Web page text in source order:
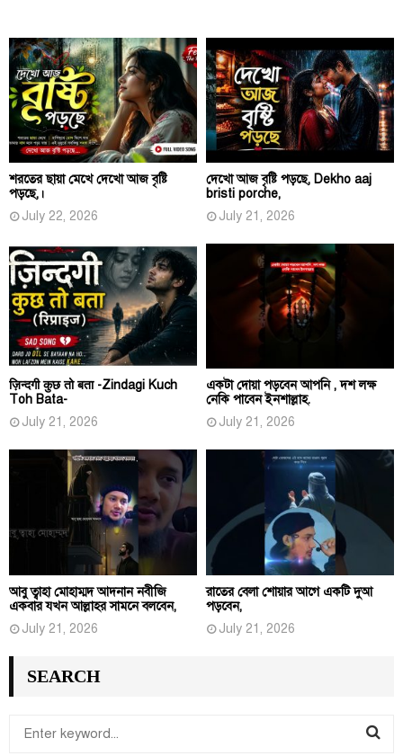
শরতের ছায়া মেখে দেখো আজ বৃষ্টি
পড়ছে,।
July 22, 2026
দেখো আজ বৃষ্টি পড়ছে, Dekho aaj
bristi porche,
July 21, 2026
ज़िन्दगी कुछ तो बता -Zindagi Kuch
Toh Bata-
July 21, 2026
একটা দোয়া পড়বেন আপনি , দশ লক্ষ
নেকি পাবেন ইনশাল্লাহ.
July 21, 2026
আবু ত্বাহা মোহাম্মদ আদনান নবীজি
একবার যখন আল্লাহর সামনে বলবেন,
July 21, 2026
রাতের বেলা শোয়ার আগে একটি দুআ
পড়বেন,
July 21, 2026
SEARCH